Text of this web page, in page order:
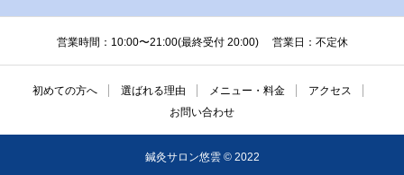
営業時間：10:00〜21:00(最終受付 20:00) 営業日：不定休
初めての方へ 選ばれる理由 メニュー・料金
アクセス
お問い合わせ
鍼灸サロン悠雲 © 2022